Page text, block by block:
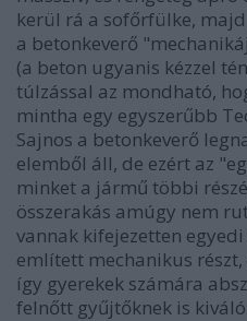
kerül rá a sofőrfülke,
a betonkeverő
(a beton ugyanis kézzel
túlzással az mondható,
mintha egy egyszerűbb
Sajnos a betonkeverő
elemből áll, de ezért az
minket a jármű többi
összerakás amúgy nem
vannak kifejezetten
említett mechanikus részt,
így gyerekek számára
felnőtt gyűjtőknek is